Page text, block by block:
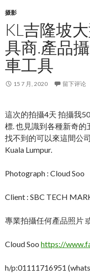
摄影
KL吉隆坡
具商.產品
車工具
15 7 月, 2020 留下评论
這次的拍攝4天 拍攝我
標. 也見識到各種新奇
找不到的可以來這間公
Kuala Lumpur.
Photograph : Cloud Soo
Client : SBC TECH
專業拍攝任何產品照片
Cloud Soo https://
h/p:01111716951